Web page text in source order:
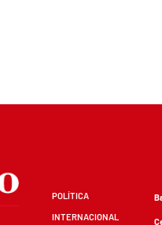
POLÍTICA
INTERNACIONAL